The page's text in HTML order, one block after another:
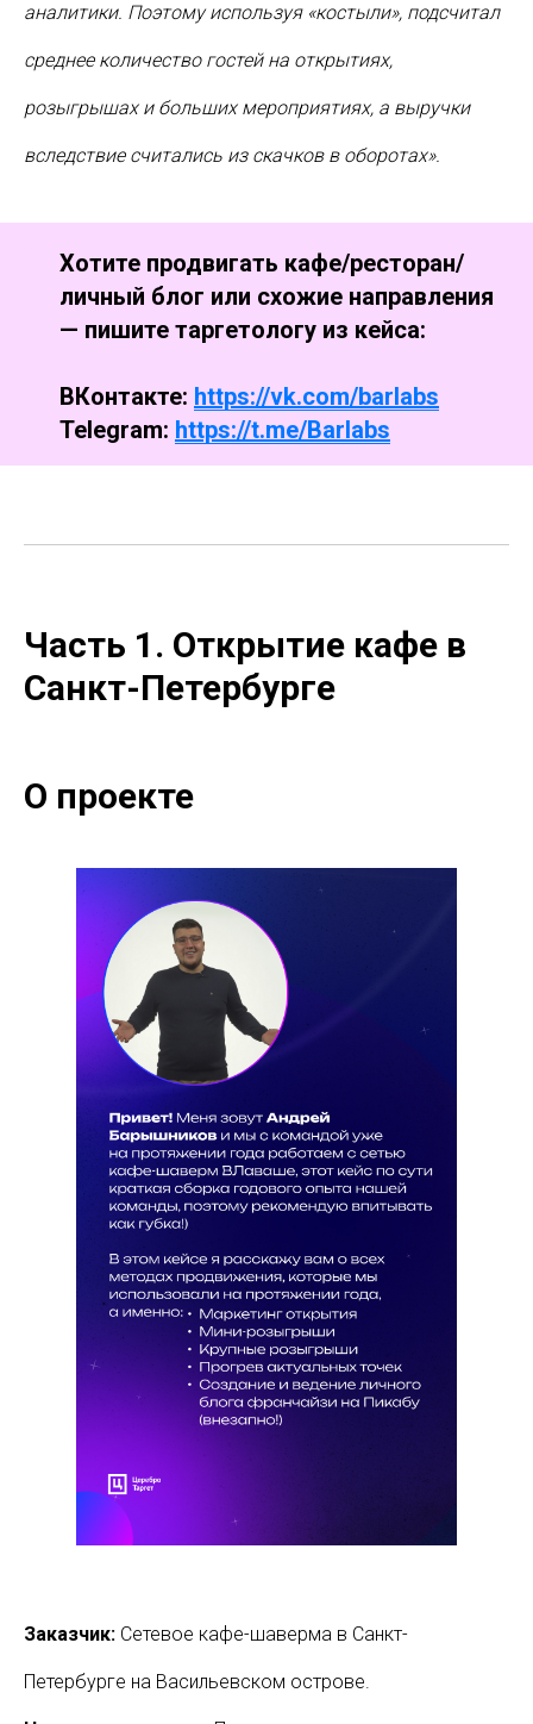
аналитики. Поэтому используя «костыли», подсчитал
среднее количество гостей на открытиях,
розыгрышах и больших мероприятиях, а выручки
вследствие считались из скачков в оборотах».
Хотите продвигать кафе/ресторан/
личный блог или схожие направления
— пишите таргетологу из кейса:
ВКонтакте: https://vk.com/barlabs
Telegram: https://t.me/Barlabs
Часть 1. Открытие кафе в
Санкт-Петербурге
О проекте
Заказчик: Сетевое кафе-шаверма в Санкт-
Петербурге на Васильевском острове.